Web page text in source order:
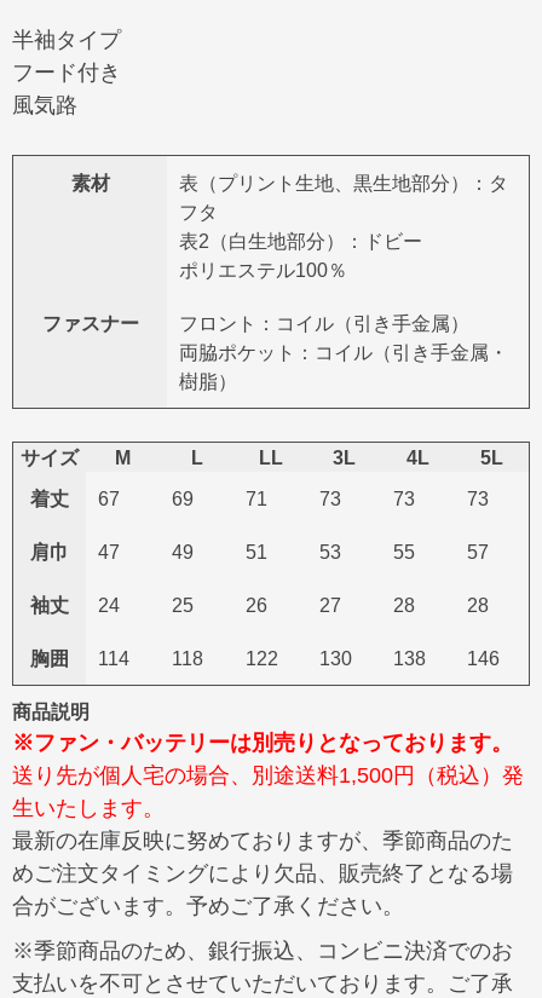
半袖タイプ
フード付き
風気路
素材
表（プリント生地、黒生地部分）：タ
フタ
表2（白生地部分）：ドビー
ポリエステル100％
ファスナー
フロント：コイル（引き手金属）
両脇ポケット：コイル（引き手金属・
樹脂）
サイズ M L LL 3L 4L
5L
着丈
67 69 71 73 73 73
肩巾 47 49 51 53 55 57
袖丈 24 25 26 27 28 28
胸囲 114 118 122 130 138 146
商品説明
※ファン・バッテリーは別売りとなっております。
送り先が個人宅の場合、別途送料1,500円（税込）発
生いたします。
最新の在庫反映に努めておりますが、季節商品のた
めご注文タイミングにより欠品、販売終了となる場
合がございます。予めご了承ください。
※季節商品のため、銀行振込、コンビニ決済でのお
支払いを不可とさせていただいております。ご了承